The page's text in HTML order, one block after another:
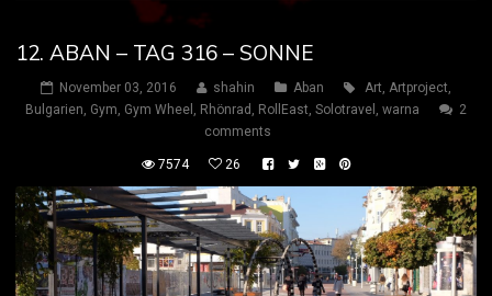
12. ABAN – TAG 316 – SONNE
November 03, 2016 shahin Aban Art, Artproject,
Bulgarien, Gym, Gym Wheel , Rhönrad , RollEast, Solotravel , warna
2
comments
7574 26